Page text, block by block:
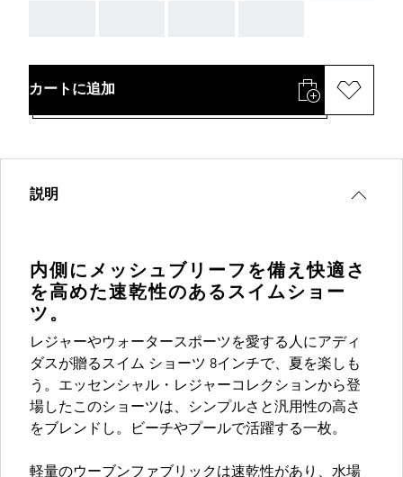
カートに追加
説明
内側にメッシュブリーフを備え快適さ
を高めた速乾性のあるスイムショー
ツ。
レジャーやウォータースポーツを愛する人にアディ
ダスが贈るスイム ショーツ 8インチで、夏を楽しも
う。エッセンシャル・レジャーコレクションから登
場したこのショーツは、シンプルさと汎用性の高さ
をブレンドし。ビーチやプールで活躍する一枚。
軽量のウーブンファブリックは速乾性があり、水場